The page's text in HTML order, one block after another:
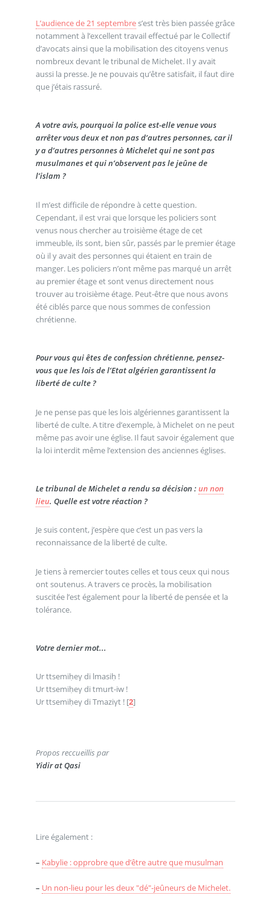
L’audience de 21 septembres’est très bien passée grâce
notamment à l’excellent travail effectué par le Collectif
d’avocats ainsi que la mobilisation des citoyens venus
nombreux devant le tribunal de Michelet. Il y avait
aussi la presse. Je ne pouvais qu’être satisfait, il faut dire
que j’étais rassuré.
A votre avis, pourquoi la police est-elle venue vous
arrêter vous deux et non pas d’autres personnes, car il
y a d’autres personnes à Michelet qui ne sont pas
musulmanes et qui n’observent pas le jeûne de
l’islam ?
Il m’est difficile de répondre à cette question.
Cependant, il est vrai que lorsque les policiers sont
venus nous chercher au troisième étage de cet
immeuble, ils sont, bien sûr, passés par le premier étage
où il y avait des personnes qui étaient en train de
manger. Les policiers n’ont même pas marqué un arrêt
au premier étage et sont venus directement nous
trouver au troisième étage. Peut-être que nous avons
été ciblés parce que nous sommes de confession
chrétienne.
Pour vous qui êtes de confession chrétienne, pensez-
vous que les lois de l’Etat algérien garantissent la
liberté de culte ?
Je ne pense pas que les lois algériennes garantissent la
liberté de culte. A titre d’exemple, à Michelet on ne peut
même pas avoir une église. Il faut savoir également que
la loi interdit même l’extension des anciennes églises.
Le tribunal de Michelet a rendu sa décision : un non
lieu. Quelle est votre réaction ?
Je suis content, j’espère que c’est un pas vers la
reconnaissance de la liberté de culte.
Je tiens à remercier toutes celles et tous ceux qui nous
ont soutenus. A travers ce procès, la mobilisation
suscitée l’est également pour la liberté de pensée et la
tolérance.
Votre dernier mot...
Ur ttsemiḥeγ di lmasiḥ !
Ur ttsemiḥeγ di tmurt-iw !
Ur ttsemiḥeγ di Tmaziγt ![2]
Propos reccueillis par
Yidir at Qasi
Lire également :
– Kabylie : opprobre que d’être autre que musulman
– Un non-lieu pour les deux "dé"-jeûneurs de Michelet.